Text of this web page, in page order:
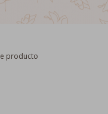
producto